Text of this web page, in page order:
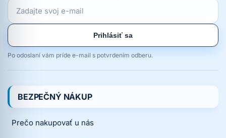
Prihlásiť sa
Po odoslaní vám príde e-mail s potvrdením odberu.
BEZPEČNÝ NÁKUP
Prečo nakupovať u nás